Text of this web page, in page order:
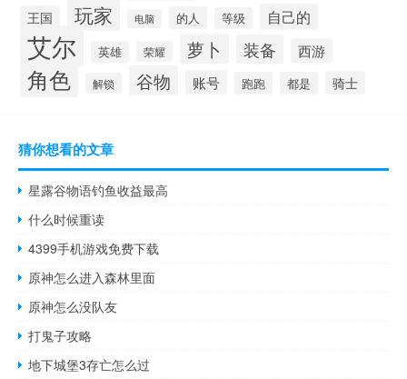
王国 玩家 电脑 的人 等级 自己的
艾尔 英雄 荣耀 萝卜 装备 西游
角色 解锁 谷物 账号 跑跑 都是 骑士
猜你想看的文章
星露谷物语钓鱼收益最高
什么时候重读
4399手机游戏免费下载
原神怎么进入森林里面
原神怎么没队友
打鬼子攻略
地下城堡3存亡怎么过